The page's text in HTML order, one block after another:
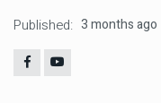
Published: 3 months ago